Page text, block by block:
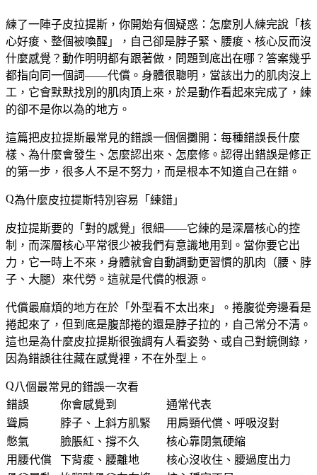
練了一陣子皮拉提斯，你開始有個疑惑：怎麼別人練完說「核
心好痠、整個被喚醒」，自己卻是脖子緊、腰痠、核心反而沒
什麼感覺？動作明明都有跟著做，問題到底出在哪？答案幾乎
都指向同一個詞——代償。身體很聰明，當該出力的肌肉沒上
工，它會默默找別的肌肉頂上來，於是動作看起來完成了，練
的卻不是你以為的地方。
這篇把皮拉提斯最常見的錯誤一個個攤開：每種錯誤長什麼
樣、為什麼會發生、怎麼認出來、怎麼修。認得出錯誤是修正
的第一步，很多人不是不努力，而是根本不知道自己在錯。
為什麼皮拉提斯特別容易「練錯」
皮拉提斯要的「對的感覺」很細——它練的是深層核心的控
制，而深層核心平常很少被我們有意識地用到。當你要它出
力，它一時上不來，身體就會自動調動更習慣的肌肉（腰、脖
子、大腿）來代勞。這就是代償的根源。
代償最麻煩的地方在於「外型看不太出來」。捲腹從旁邊看是
捲起來了，但到底是腹部捲的還是脖子拉的，自己常分不清。
這也是為什麼皮拉提斯很強調有人看姿勢、或自己對鏡側錄，
因為錯誤往往藏在感覺裡，不在外型上。
八個最常見的錯誤一次看
錯誤
你會感覺到
通常代表
聳肩
脖子、上斜方肌緊
用肩頸代償、呼吸沒對
憋氣
臉脹紅、撐不久
核心靠閉氣硬縮
用腰代償
下背痠、腰離地
核心沒收住、腰過度出力